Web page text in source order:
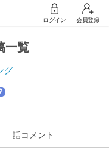
ログイン 会員登録
一覧
グ
話コメント